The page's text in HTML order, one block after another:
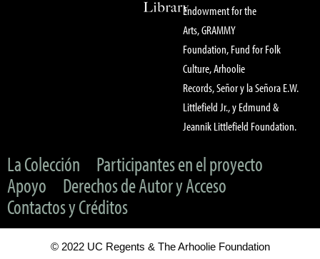
Endowment for the
Arts, GRAMMY
Foundation, Fund for Folk
Culture, Arhoolie
Records, Señor y la Señora E.W.
Littlefield Jr., y Edmund &
Jeannik Littlefield Foundation.
La Colección
Participantes en el proyecto
Apoyo
Derechos de Autor y Acceso
Contactos y Créditos
© 2022 UC Regents & The Arhoolie Foundation